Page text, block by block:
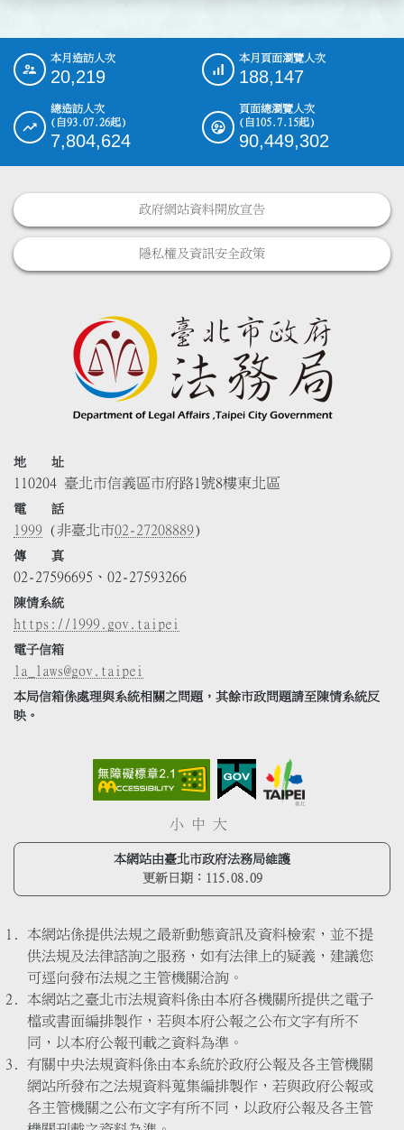
::: 本月造訪人次
20,219
本月頁面瀏覽人次
188,147
總造訪人次
(自93.07.26起)
7,804,624
頁面總瀏覽人次
(自105.7.15起)
90,449,302
政府網站資料開放宣告
隱私權及資訊安全政策
地 址
110204 臺北市信義區市府路1號8樓東北區
電 話
1999 (非臺北市02-27208889)
傳 真
02-27596695、02-27593266
陳情系統
https://1999.gov.taipei
電子信箱
la_laws@gov.taipei
本局信箱係處理與系統相關之問題，其餘市政問題請至陳情系統反
映。
小 中 大
本網站由臺北市政府法務局維護
更新日期： 115.08.09
本網站係提供法規之最新動態資訊及資料檢索，並不提
供法規及法律諮詢之服務，如有法律上的疑義，建議您
可逕向發布法規之主管機關洽詢。
本網站之臺北市法規資料係由本府各機關所提供之電子
檔或書面編排製作，若與本府公報之公布文字有所不
同，以本府公報刊載之資料為準。
有關中央法規資料係由本系統於政府公報及各主管機關
網站所發布之法規資料蒐集編排製作，若與政府公報或
各主管機關之公布文字有所不同，以政府公報及各主管